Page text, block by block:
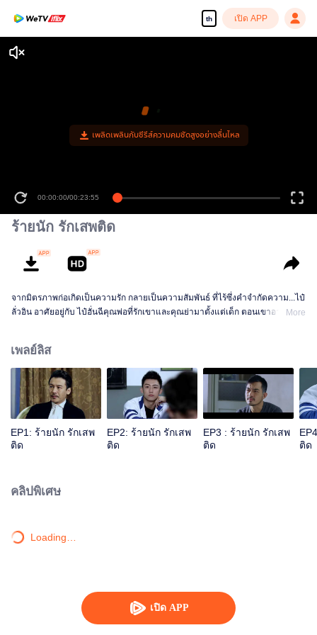
th เปิด APP
เปิด APP
เพลิดเพลินกับซีรีส์ความคมชัดสูงอย่างลื่นไหล
00:00:00/00:23:55
ร้ายนัก รักเสพติด
จากมิตรภาพก่อเกิดเป็นความรัก กลายเป็นความสัมพันธ์ ที่ไร้ซึ่งคำจำกัดความ...ไป๋
ลั่วอิน อาศัยอยู่กับ ไป๋ฮั่นฉีคุณพ่อที่รักเขาและคุณย่ามาตั้งแต่เด็ก ตอนเขาอายุ 16 ปี
ก็นำสองพี่น้องบุญธรรมที่ต่างก็มีนิสัยใจคอและไม่ค่อยจะสบอารมณ์มาพบกันใน
โรงเรียนมัธยมปลายของกรุงปักกิ่ง โดยตอนแรกต่างก็ไม่รู้ว่าอีกฝ่ายเป็นใครมาก่อน
เวลาผ่านไป ทั้งคู่ก็เริ่มพัฒนาความรู้สึกที่มีต่อกันไปเรื่อยๆ ตามแบบที่ต่างกัน ขณะที่
สองเพื่อนร่วมห้อง โหยวฉีและ หยางเหมิ่งก็มีส่วนช่วยให้ความสัมพันธ์ของทั้งคู่ก่อ
ร่างสร้างตัวด้วย มิตรภาพของพวกเขาทั้ง4คนจะสวยงามและน่าประทับใจขนาด
ไหน โปรดติดตาม...
More
เพลย์ลิส
EP1: ร้ายนัก รักเสพ
ติด
EP2: ร้ายนัก รักเสพ
ติด
EP3 : ร้ายนัก รักเสพ
ติด
ติด
คลิปพิเศษ
Loading…